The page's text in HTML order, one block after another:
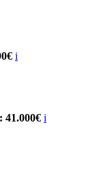
i
41.000€ i